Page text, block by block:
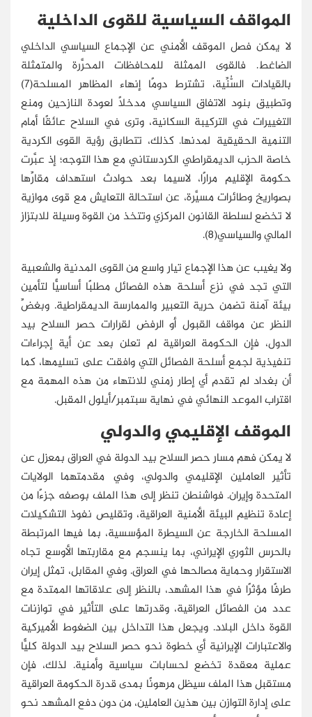
المواقف السياسية للقوى الداخلية
لا يمكن فصل الموقف الأمني عن الإجماع السياسي الداخلي
الضاغط. فالقوى الممثلة للمحافظات المحرَّرة والمتمثلة
بالقيادات السُّنِّية، تشترط دومًا إنهاء المظاهر المسلحة(7)
وتطبيق بنود الاتفاق السياسي مدخلًا لعودة النازحين ومنع
التغييرات في التركيبة السكانية، وترى في السلاح عائقًا أمام
التنمية الحقيقية لمدنها. كذلك، تتطابق رؤية القوى الكردية
خاصة الحزب الديمقراطي الكردستاني مع هذا التوجه؛ إذ عبَّرت
حكومة الإقليم مرارًا، لاسيما بعد حوادث استهداف مقارِّها
بصواريخ وطائرات مسيَّرة، عن استحالة التعايش مع قوى موازية
لا تخضع لسلطة القانون المركزي وتتخذ من القوة وسيلة للابتزاز
المالي والسياسي(8).
ولا يغيب عن هذا الإجماع تيار واسع من القوى المدنية والشعبية
التي تجد في نزع أسلحة هذه الفصائل مطلبًا أساسيًّا لتأمين
بيئة آمنة تضمن حرية التعبير والممارسة الديمقراطية. وبغضِّ
النظر عن مواقف القبول أو الرفض لقرارات حصر السلاح بيد
الدول، فإن الحكومة العراقية لم تعلن بعد عن أية إجراءات
تنفيذية لجمع أسلحة الفصائل التي وافقت على تسليمها، كما
أن بغداد لم تقدم أي إطار زمني للانتهاء من هذه المهمة مع
اقتراب الموعد النهائي في نهاية سبتمبر/أيلول المقبل.
الموقف الإقليمي والدولي
لا يمكن فهم مسار حصر السلاح بيد الدولة في العراق بمعزل عن
تأثير العاملين الإقليمي والدولي، وفي مقدمتهما الولايات
المتحدة وإيران. فواشنطن تنظر إلى هذا الملف بوصفه جزءًا من
إعادة تنظيم البيئة الأمنية العراقية، وتقليص نفوذ التشكيلات
المسلحة الخارجة عن السيطرة المؤسسية، بما فيها المرتبطة
بالحرس الثوري الإيراني، بما ينسجم مع مقاربتها الأوسع تجاه
الاستقرار وحماية مصالحها في العراق. وفي المقابل، تمثل إيران
طرفًا مؤثرًا في هذا المشهد، بالنظر إلى علاقاتها الممتدة مع
عدد من الفصائل العراقية، وقدرتها على التأثير في توازنات
القوة داخل البلاد. ويجعل هذا التداخل بين الضغوط الأميركية
والاعتبارات الإيرانية أي خطوة نحو حصر السلاح بيد الدولة كليًّا
عملية معقدة تخضع لحسابات سياسية وأمنية. لذلك، فإن
مستقبل هذا الملف سيظل مرهونًا بمدى قدرة الحكومة العراقية
على إدارة التوازن بين هذين العاملين، من دون دفع المشهد نحو